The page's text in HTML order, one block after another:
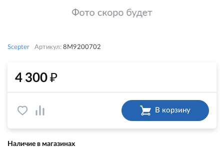
Scepter Артикул: 8M9200702
4 300₽
В корзину
Наличие в магазинах